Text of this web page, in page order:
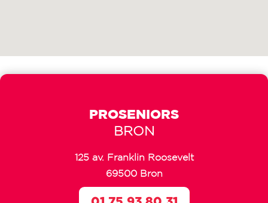
PROSENIORS
BRON
125 av. Franklin Roosevelt
69500 Bron